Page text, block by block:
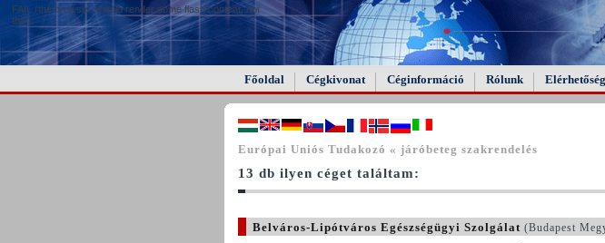
FAIL (the browser should render some flash content, not
this).
Főoldal Cégkivonat Céginformáció Rólunk Elérhetőség
Európai Uniós Tudakozó « járóbeteg szakrendelés
13 db ilyen céget találtam:
Belváros-Lipótváros Egészségügyi Szolgálat (Budapest